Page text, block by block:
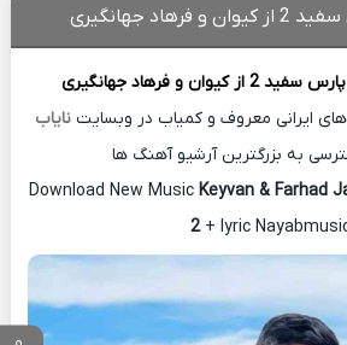
جهانگیری
پارس سفید 2 از
کیوان و فرهاد جهانگیری
های ایرانی معروف و کمیاب در وبسایت نایاب
به بزرگترین آرشیو آهنگ ها
Download New Music Keyvan & Farhad
2+ lyric